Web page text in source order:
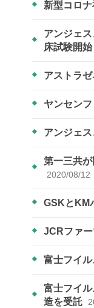
新型コロ
アンジェ
床試験開始
アストラ
ヤンセン
アンジェ
第一三共
2020/08/12
GSKとKM
JCRファ
富士フイ
富士フイ
造を受託